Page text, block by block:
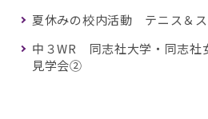
夏休みの校内活動 テニス＆ス
中３WR 同志社大学・同志
見学会②